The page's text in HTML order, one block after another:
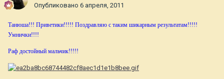
Опубликовано 6 апреля, 2011
Танюша!!! Приветики!!!!! Поздравляю с таким шикарным результатам!!!!!
Умнички!!!!
Раф достойный мальчик!!!!!